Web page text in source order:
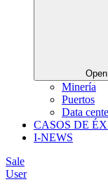
Minería
Puertos
Data
CASOS DE
I-NEWS
Sale
User